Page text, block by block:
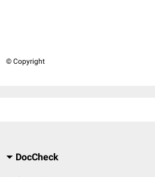
© Copyright
DocCheck